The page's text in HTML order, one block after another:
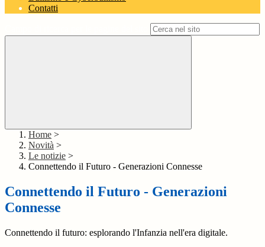
Contatti
Home >
Novità >
Le notizie >
Connettendo il Futuro - Generazioni Connesse
Connettendo il Futuro - Generazioni
Connesse
Connettendo il futuro: esplorando l'Infanzia nell'era digitale.